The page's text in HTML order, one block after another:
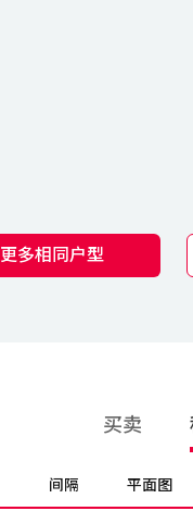
更多相同户型
买卖
间隔 平面图